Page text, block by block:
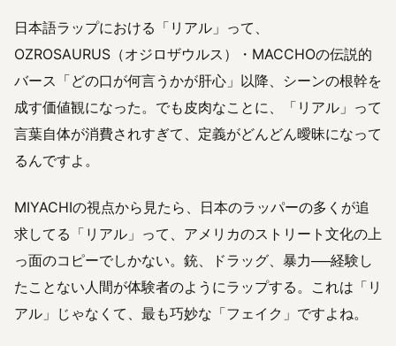
日本語ラップにおける「リアル」って、
OZROSAURUS（オジロザウルス）・MACCHOの伝説的
バース「どの口が何言うかが肝心」以降、シーンの根幹を
成す価値観になった。でも皮肉なことに、「リアル」って
言葉自体が消費されすぎて、定義がどんどん曖昧になって
るんですよ。
MIYACHIの視点から見たら、日本のラッパーの多くが追
求してる「リアル」って、アメリカのストリート文化の上
っ面のコピーでしかない。銃、ドラッグ、暴力──経験し
たことない人間が体験者のようにラップする。これは「リ
アル」じゃなくて、最も巧妙な「フェイク」ですよね。